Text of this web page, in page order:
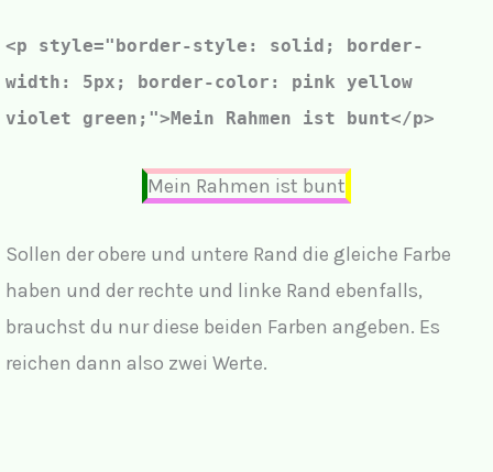
<p style="border-style: solid; border-
width: 5px;
border-color: pink yellow
violet green; ">Mein Rahmen ist bunt</p>
Mein Rahmen ist bunt
Sollen der obere und untere Rand die gleiche Farbe
haben und der rechte und linke Rand ebenfalls,
brauchst du nur diese beiden Farben angeben. Es
reichen dann also zwei Werte.